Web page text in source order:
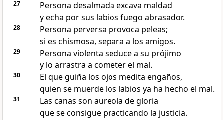
27
Persona desalmada excava maldad
y echa por sus labios fuego abrasador.
28
Persona perversa provoca peleas;
si es chismosa, separa a los amigos.
29
Persona violenta seduce a su prójimo
y lo arrastra a cometer el mal.
30
El que guiña los ojos medita engaños,
quien se muerde los labios ya ha hecho el mal.
31
Las canas son aureola de gloria
que se consigue practicando la justicia.